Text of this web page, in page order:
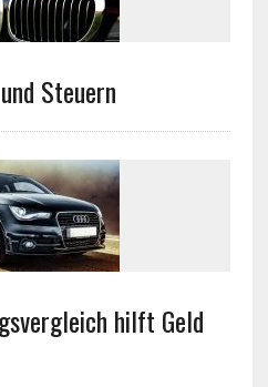
Steuern
hilft Geld